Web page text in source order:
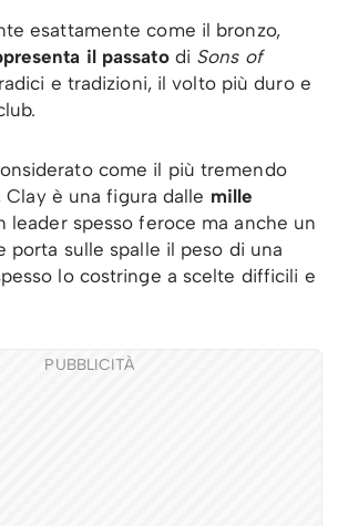
esattamente come il bronzo,
il passatodi Sons of
e tradizioni, il volto più duro e
come il più tremendo
Clay è una figura dalle mille
leader spesso feroce ma anche un
porta sulle spalle il peso di una
lo costringe a scelte difficili e
PUBBLICITÀ